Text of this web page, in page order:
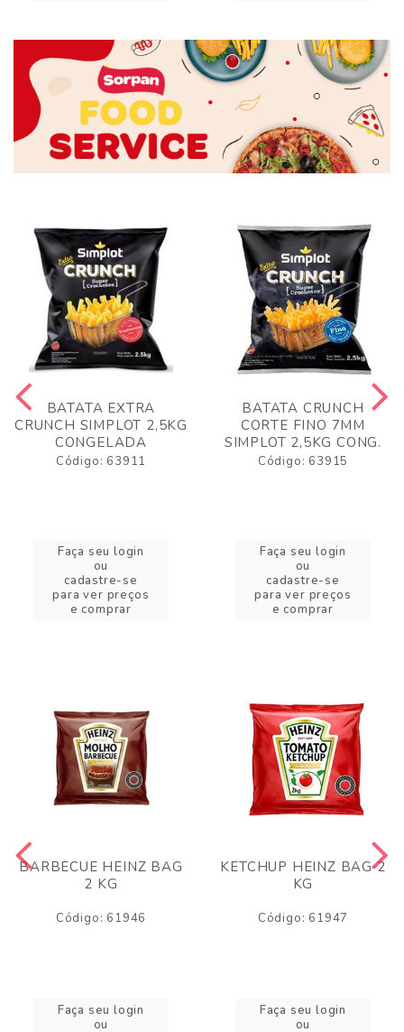
BATATA EXTRA
CRUNCH SIMPLOT 2,5KG
CONGELADA
Código: 63911
Faça seu login
ou
cadastre-se
para ver preços
e comprar
BATATA CRUNCH
CORTE FINO 7MM
SIMPLOT 2,5KG CONG.
Código: 63915
Faça seu login
ou
cadastre-se
para ver preços
e comprar
BARBECUE HEINZ BAG
2 KG
Código: 61946
Faça seu login
ou
KETCHUP HEINZ BAG 2
KG
Código: 61947
Faça seu login
ou